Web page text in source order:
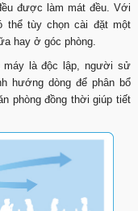
được làm mát đều. Với
thể tùy chọn cài đặt một
hay ở góc phòng.
máy là độc lập, người sử
hướng dòng để phân bổ
phòng đồng thời giúp tiết